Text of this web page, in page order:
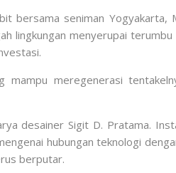
bersama seniman Yogyakarta,
lingkungan menyerupai
meregenerasi
desainer Sigit D. Pratama.
hubungan teknologi
berputar.